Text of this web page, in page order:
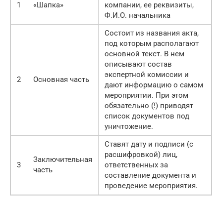
1 «Шапка»
компании, ее реквизиты,
Ф.И.О. начальника
2 Основная часть
Состоит из названия акта,
под которым располагают
основной текст. В нем
описывают состав
экспертной комиссии и
дают информацию о самом
мероприятии. При этом
обязательно (!) приводят
список документов под
уничтожение.
3
Заключительная
часть
Ставят дату и подписи (с
расшифровкой) лиц,
ответственных за
составление документа и
проведение мероприятия.